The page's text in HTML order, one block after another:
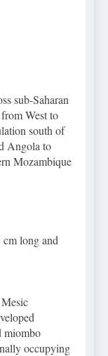
sub-Saharan
West to
south of
Angola to
Mozambique
long and
miombo
occupying